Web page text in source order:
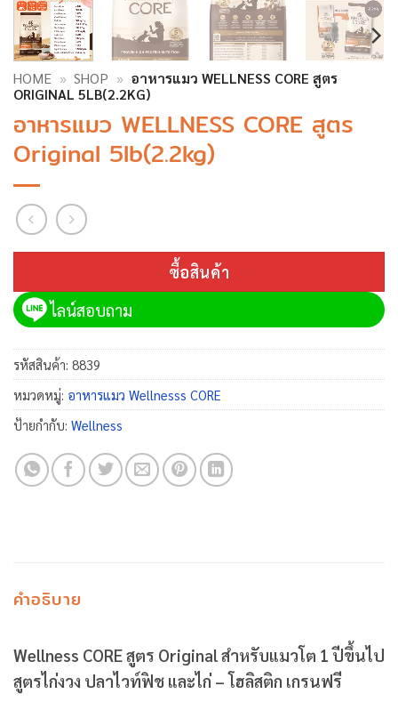
HOME » SHOP » อาหารแมว WELLNESS CORE สูตร
ORIGINAL 5LB(2.2KG)
อาหารแมว WELLNESS CORE สูตร
Original 5lb(2.2kg)
ซื้อสินค้า
ไลน์สอบถาม
รหัสสินค้า: 8839
หมวดหมู่: อาหารแมว Wellnesss CORE
ป้ายกำกับ: Wellness
คำอธิบาย
Wellness CORE สูตร Original สำหรับแมวโต 1 ปีขึ้นไป
สูตรไก่งวง ปลาไวท์ฟิช และไก่ – โฮลิสติก เกรนฟรี